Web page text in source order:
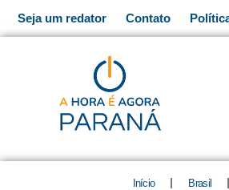
para
Seja um redator Contato
Início Brasil